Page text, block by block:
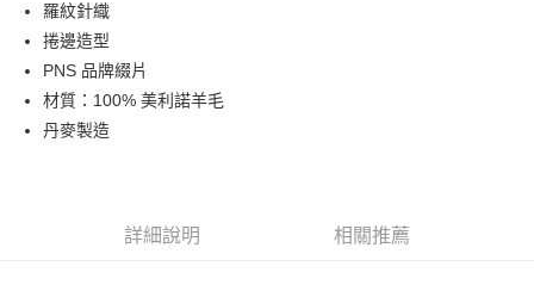
全家店到店
每筆NT$80，滿NT$10,000(含以上)免運費
付款後全家取貨
每筆NT$80，滿NT$10,000(含以上)免運費
付款後7-11取貨
羅紋針織
捲邊造型
PNS 品牌綴片
材質：100% 美利諾羊毛
丹麥製造
詳細說明 相關推薦